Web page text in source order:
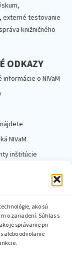
ako sú
o zariadení. Súhlas s
je správanie pri
alebo odvolanie
externé testovanie
knižničného
ODKAZY
informácie o NIVaM
NIVaM
inštitúcie